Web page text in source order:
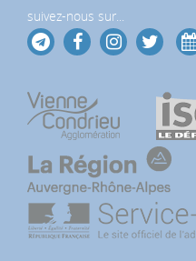
suivez-nous sur...